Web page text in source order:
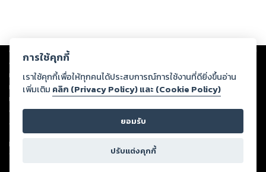
Copyright © 2026
ต่อผลงานหรือเนื้อหาใดที่อัปโหลดผ่านเว็บไซต์และปรากฏว่าละเมิดสิทธิใน
ทรัพย์สินทางปัญญาของบุคคลอื่นหรือขัดต่อกฎหมายและศีลธรรม ดังนั้น ผู้อ่าน
ทุกท่านโปรดใช้วิจารณญาณในการกลั่นกรองด้วยตนเอง และหากท่านพบว่าส่วน
หนึ่งส่วนใดขัดต่อกฎหมายและศีลธรรม กรุณาแจ้งมายังบริษัท เพื่อทีมงานจะได้
ดำเนินการในทันที ทั้งนี้ ทางสตอรี่ล็อกขอสงวนลิขสิทธิ์ตามพระราชบัญญัติ
ลิขสิทธิ์ พ.ศ. 2537 (ฉบับล่าสุด)
For support: member@ookbee.com
Version
การใช้คุกกี้
เราใช้คุกกี้เพื่อให้ทุกคนได้ประสบการณ์การใช้งานที่ดียิ่งขึ้นอ่าน
เพิ่มเติม คลิก (Privacy Policy) และ (Cookie Policy)
ยอมรับ
ปรับแต่งคุกกี้